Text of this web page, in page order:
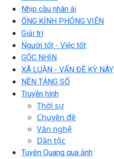
Nhịp cầu nhân ái
ỐNG KÍNH PHÓNG VIÊN
Giải trí
Người tốt - Việc tốt
GÓC NHÌN
XÃ LUẬN - VẤN ĐỀ KỲ NÀY
NỀN TẢNG SỐ
Truyền hình
Thời sự
Chuyên đề
Văn nghệ
Dân tộc
Tuyên Quang qua ảnh